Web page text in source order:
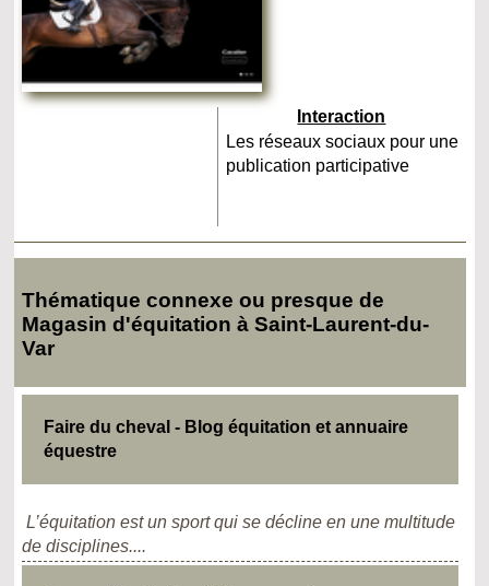
Interaction
Les réseaux sociaux pour une
publication participative
Thématique connexe ou presque de
Magasin d'équitation à Saint-Laurent-du-
Var
Faire du cheval - Blog équitation et annuaire
équestre
L’équitation est un sport qui se décline en une multitude
de disciplines....